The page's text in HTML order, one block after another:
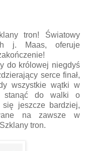
tron! Światowy
j. Maas, oferuje
do królowej niegdyś
serce finał,
wszystkie wątki w
stanąć do walki o
się jeszcze bardziej,
na zawsze w
tron.